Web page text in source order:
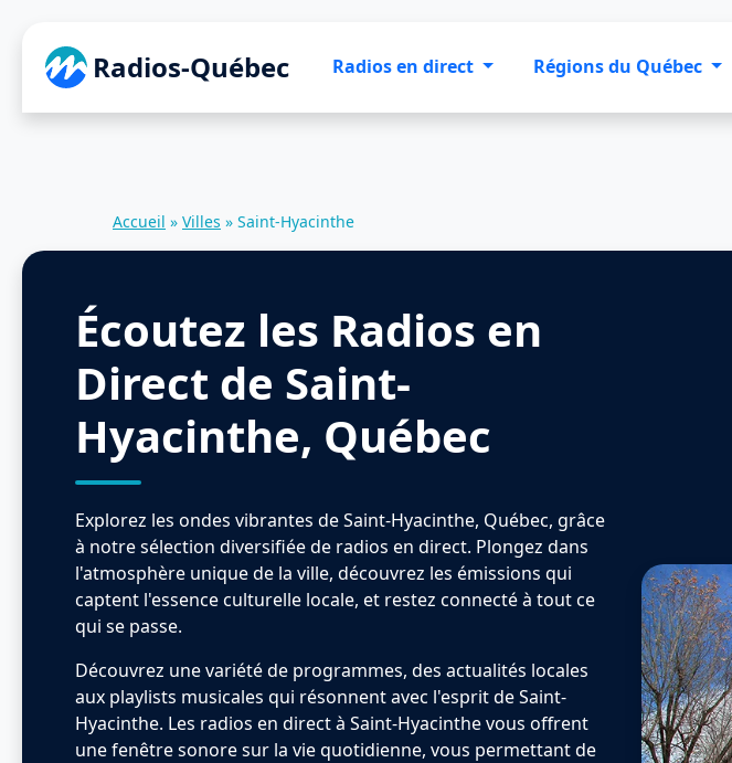
Radios-Québec Radios en direct Régions du Québec
Accueil » Villes » Saint-Hyacinthe
Écoutez les Radios en
Direct de Saint-
Hyacinthe, Québec
Explorez les ondes vibrantes de Saint-Hyacinthe, Québec, grâce
à notre sélection diversifiée de radios en direct. Plongez dans
l'atmosphère unique de la ville, découvrez les émissions qui
captent l'essence culturelle locale, et restez connecté à tout ce
qui se passe.
Découvrez une variété de programmes, des actualités locales
aux playlists musicales qui résonnent avec l'esprit de Saint-
Hyacinthe. Les radios en direct à Saint-Hyacinthe vous offrent
une fenêtre sonore sur la vie quotidienne, vous permettant de